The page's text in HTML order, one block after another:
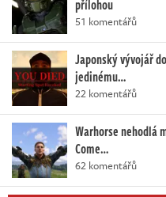
přílohou
51 komentářů
Japonský vývojář
jedinému…
22 komentářů
Warhorse nehodlá
Come…
62 komentářů